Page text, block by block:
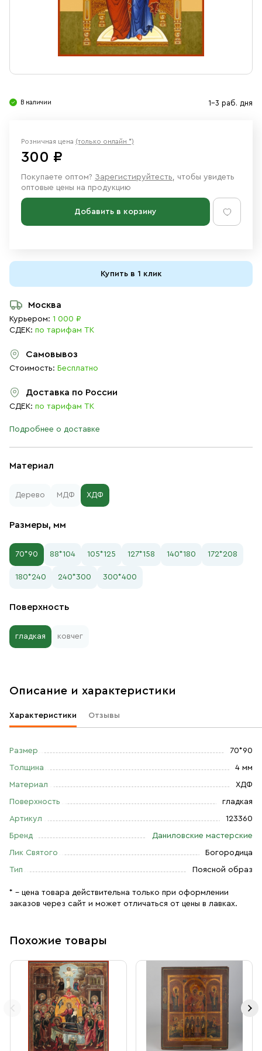
Ювелирные изделия
В наличии 1-3 раб. дня
Материал
Дерево МДФ ХДФ
Размеры, мм
70*90 88*104 105*125 127*158 140*180 172*208
180*240 240*300 300*400
Поверхность
гладкая ковчег
Розничная цена (только онлайн *)
300 ₽
Покупаете оптом? Зарегистируйтесть, чтобы увидеть
оптовые цены на продукцию
Добавить в корзину
Купить в 1 клик
Москва
Курьером: 1 000 ₽
СДЕК: по тарифам ТК
Самовывоз
Стоимость: Бесплатно
Доставка по России
СДЕК: по тарифам ТК
Подробнее о доставке
Описание и характеристики
Характеристики Отзывы
Размер 70*90
Толщина 4 мм
Материал ХДФ
Поверхность гладкая
Артикул 123360
Бренд Даниловские мастерские
Лик Святого Богородица
Тип Поясной образ
* – цена товара действительна только при оформлении
заказов через сайт и может отличаться от цены в лавках.
Похожие товары